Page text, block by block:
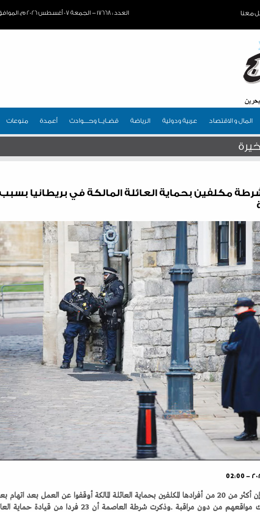
معنا العدد : ١٧٦٦٨ - الجمعة ٠٧ أغسطس ٢٠٢٦ م، الموافق ٢٤ صفر ١٤٤٨هـ
المال و الاقتصاد عربية ودولية الرياضة قضـايــا وحـــوادث أعمدة منوعات
مكلفين بحماية العائلة المالكة في بريطانيا